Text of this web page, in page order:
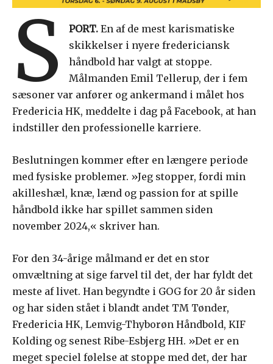
S PORT. En af de mest karismatiske
skikkelser i nyere fredericiansk
håndbold har valgt at stoppe.
Målmanden Emil Tellerup, der i fem
sæsoner var anfører og ankermand i målet hos
Fredericia HK, meddelte i dag på Facebook, at han
indstiller den professionelle karriere.
Beslutningen kommer efter en længere periode
med fysiske problemer. »Jeg stopper, fordi min
akilleshæl, knæ, lænd og passion for at spille
håndbold ikke har spillet sammen siden
november 2024,« skriver han.
For den 34-årige målmand er det en stor
omvæltning at sige farvel til det, der har fyldt det
meste af livet. Han begyndte i GOG for 20 år siden
og har siden stået i blandt andet TM Tønder,
Fredericia HK, Lemvig-Thyborøn Håndbold, KIF
Kolding og senest Ribe-Esbjerg HH. »Det er en
meget speciel følelse at stoppe med det, der har